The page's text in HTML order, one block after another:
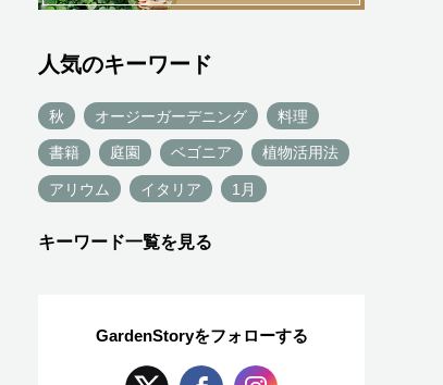
人気のキーワード
秋 オージーガーデニング 料理
書籍 庭園 ベゴニア 植物活用法
アリウム イタリア 1月
キーワード一覧を見る
GardenStoryをフォローする